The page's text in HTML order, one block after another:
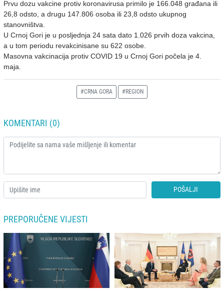
Prvu dozu vakcine protiv koronavirusa primilo je 166.048 građana ili
26,8 odsto, a drugu 147.806 osoba ili 23,8 odsto ukupnog
stanovništva.
U Crnoj Gori je u posljednja 24 sata dato 1.026 prvih doza vakcina,
a u tom periodu revakcinisane su 622 osobe.
Masovna vakcinacija protiv COVID 19 u Crnoj Gori počela je 4.
maja.
#CRNA GORA #REGION
KOMENTARI (0)
POŠALJI
PREPORUČENE VIJESTI